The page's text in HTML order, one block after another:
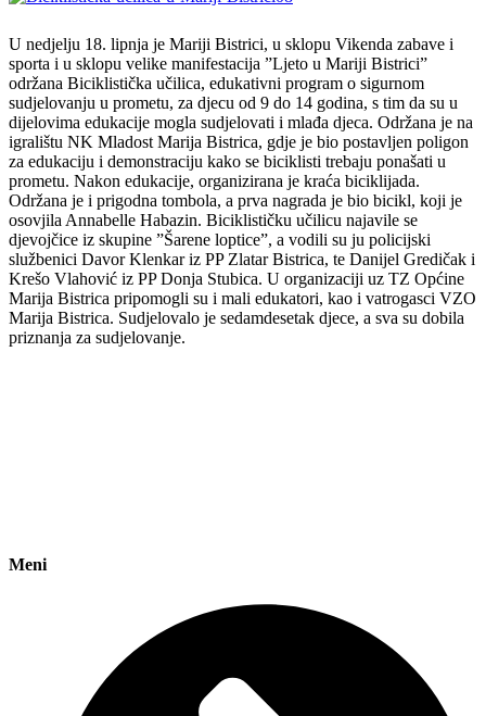
U nedjelju 18. lipnja je Mariji Bistrici, u sklopu Vikenda zabave i
sporta i u sklopu velike manifestacija ”Ljeto u Mariji Bistrici”
održana Biciklistička učilica, edukativni program o sigurnom
sudjelovanju u prometu, za djecu od 9 do 14 godina, s tim da su u
dijelovima edukacije mogla sudjelovati i mlađa djeca. Održana je na
igralištu NK Mladost Marija Bistrica, gdje je bio postavljen poligon
za edukaciju i demonstraciju kako se biciklisti trebaju ponašati u
prometu. Nakon edukacije, organizirana je kraća biciklijada.
Održana je i prigodna tombola, a prva nagrada je bio bicikl, koji je
osovjila Annabelle Habazin. Biciklističku učilicu najavile se
djevojčice iz skupine ”Šarene loptice”, a vodili su ju policijski
službenici Davor Klenkar iz PP Zlatar Bistrica, te Danijel Gredičak i
Krešo Vlahović iz PP Donja Stubica. U organizaciji uz TZ Općine
Marija Bistrica pripomogli su i mali edukatori, kao i vatrogasci VZO
Marija Bistrica. Sudjelovalo je sedamdesetak djece, a sva su dobila
priznanja za sudjelovanje.
Meni